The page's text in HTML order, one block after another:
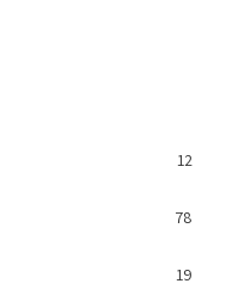
12
78
19